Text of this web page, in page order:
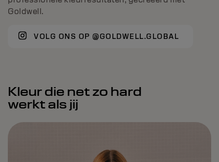
Goldwell.
VOLG ONS OP @GOLDWELL.GLOBAL
Kleur die net zo hard
werkt als jij